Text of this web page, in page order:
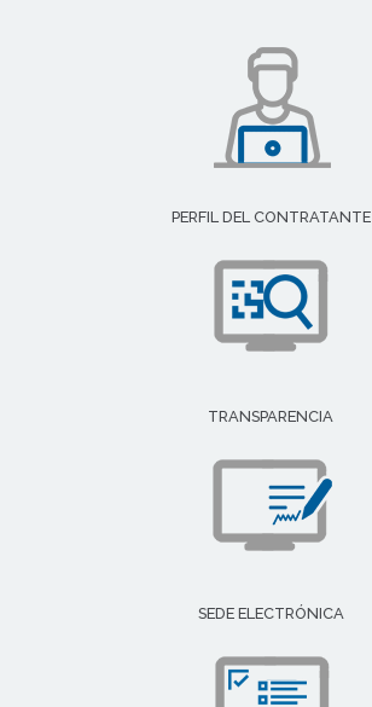
PERFIL DEL CONTRATANTE
TRANSPARENCIA
SEDE ELECTRÓNICA